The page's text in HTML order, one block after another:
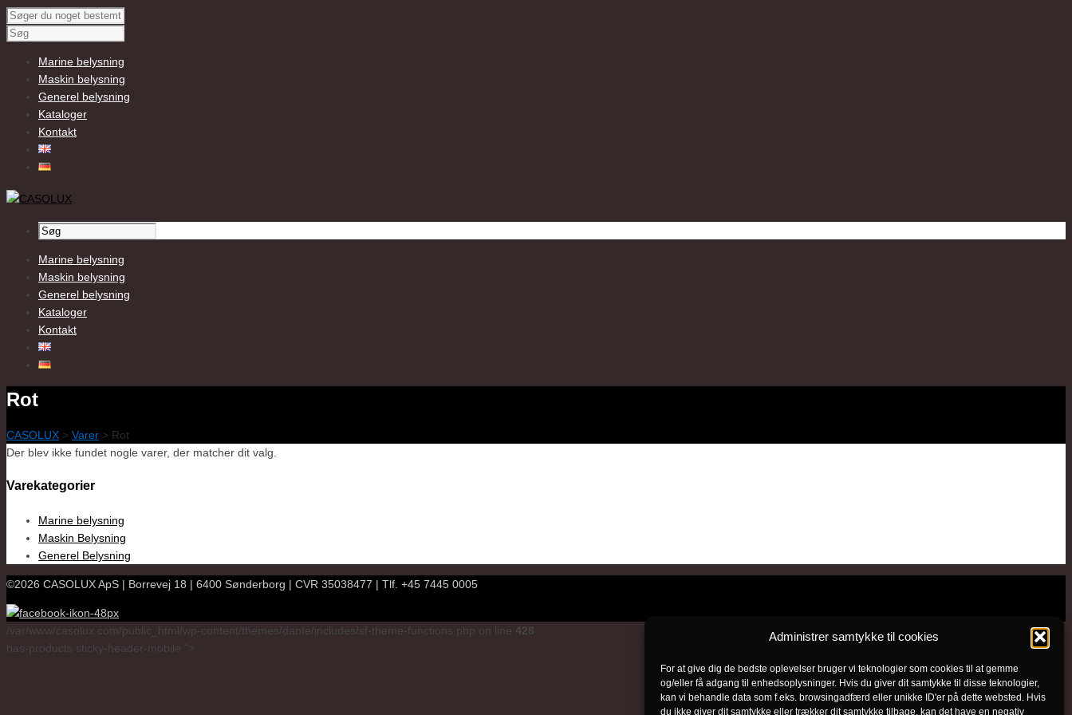
Administrer samtykke til cookies
For at give dig de bedste oplevelser bruger vi teknologier som cookies til at gemme
og/eller få adgang til enhedsoplysninger. Hvis du giver dit samtykke til disse teknologier,
kan vi behandle data som f.eks. browsingadfærd eller unikke ID'er på dette websted. Hvis
du ikke giver dit samtykke eller trækker dit samtykke tilbage, kan det have en negativ
Marine belysning
Maskin belysning
Generel belysning
Kataloger
Kontakt
Marine belysning
Maskin belysning
Generel belysning
Kataloger
Kontakt
Rot
CASOLUX > Varer > Rot
Der blev ikke fundet nogle varer, der matcher dit valg.
Varekategorier
Marine belysning
Maskin Belysning
Generel Belysning
©2026 CASOLUX ApS | Borrevej 18 | 6400 Sønderborg | CVR 35038477 | Tlf. +45 7445 0005
/var/www/casolux.com/public_html/wp-content/themes/dante/includes/sf-theme-functions.php on line 428
has-products sticky-header-mobile ">